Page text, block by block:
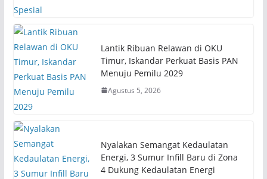
Lantik Ribuan Relawan di OKU
Timur, Iskandar Perkuat Basis PAN
Menuju Pemilu 2029
Agustus 5, 2026
Nyalakan Semangat Kedaulatan
Energi, 3 Sumur Infill Baru di Zona
4 Dukung Kedaulatan Energi